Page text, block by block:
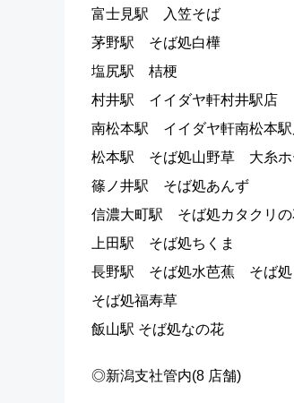
富士見駅 入笠そば
茅野駅 そば処白樺
塩尻駅 桔梗
村井駅 イイダヤ軒村井駅店
南松本駅 イイダヤ軒南松本
松本駅 そば処山野草 大糸ホ
篠ノ井駅 そば処あんず
信濃大町駅 そば処カタクリ
上田駅 そば処ちくま
長野駅 そば処水芭蕉 そば
そば処福寿草
飯山駅 そば処なの花
◎新潟支社管内(8 店舗)